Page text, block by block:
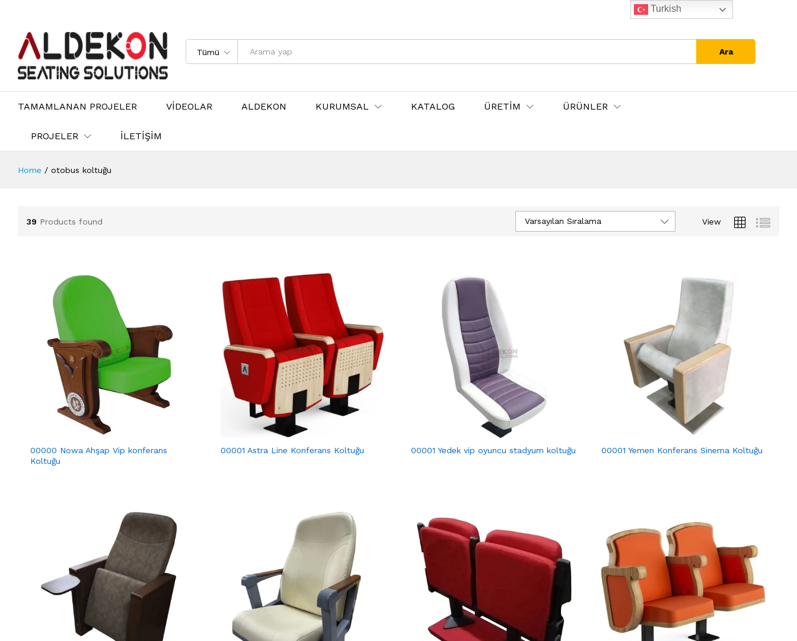
Tümü Ara
TAMAMLANAN PROJELER VİDEOLAR ALDEKON KURUMSAL KATALOG ÜRETİM ÜRÜNLER
PROJELER İLETİŞİM
Home / otobus koltuğu
39 Products found View
Varsayılan Sıralama
00000 Nowa Ahşap Vip konferans
Koltuğu
00001 Astra Line Konferans Koltuğu 00001 Yedek vip oyuncu stadyum koltuğu 00001 Yemen Konferans Sinema Koltuğu
Turkish